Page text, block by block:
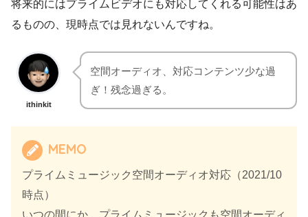
将来的にはプライムビデオにも対応してくれる可能性はあ
るものの、現時点では見れないんですね。
ithinkit
空間オーディオ、対応コンテンツ少な過
ぎ！残念過ぎる。
MEMO
プライムミュージック空間オーディオ対応（2021/10
時点）
いつの間にか、プライムミュージックも空間オーディ